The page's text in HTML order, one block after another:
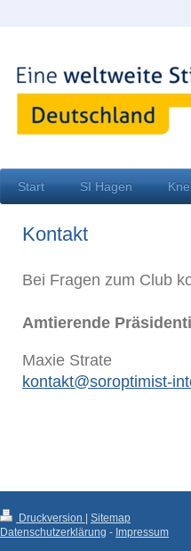
Start SI Hagen
Kontakt
Bei Fragen zum Club
Amtierende
Maxie Strate
kontakt@soroptimist-
Druckversion | Sitemap
Datenschutzerklärung - Impressum